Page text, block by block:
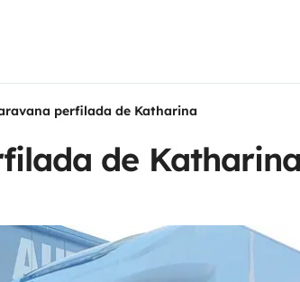
perfilada de Katharina
de Katharina